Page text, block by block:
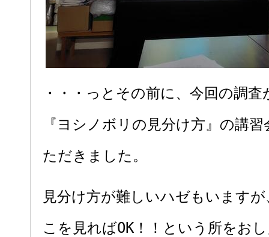
・・・っとその前に、今回の調
『ヨシノボリの見分け方』の講
ただきました。
見分け方が難しいハゼもいます
こを見ればOK！！という所をお